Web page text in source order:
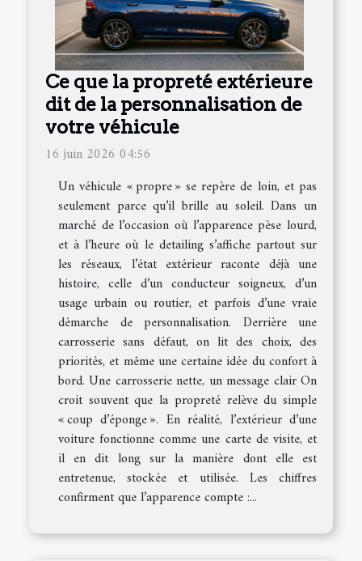
Ce que la propreté extérieure
dit de la personnalisation de
votre véhicule
16 juin 2026 04:56
Un véhicule « propre » se repère de loin, et pas
seulement parce qu’il brille au soleil. Dans un
marché de l’occasion où l’apparence pèse lourd,
et à l’heure où le detailing s’affiche partout sur
les réseaux, l’état extérieur raconte déjà une
histoire, celle d’un conducteur soigneux, d’un
usage urbain ou routier, et parfois d’une vraie
démarche de personnalisation. Derrière une
carrosserie sans défaut, on lit des choix, des
priorités, et même une certaine idée du confort à
bord. Une carrosserie nette, un message clair On
croit souvent que la propreté relève du simple
« coup d’éponge ». En réalité, l’extérieur d’une
voiture fonctionne comme une carte de visite, et
il en dit long sur la manière dont elle est
entretenue, stockée et utilisée. Les chiffres
confirment que l’apparence compte :...